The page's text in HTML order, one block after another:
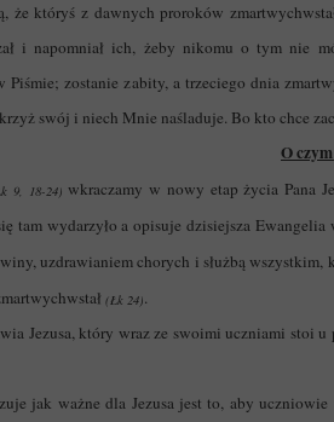
że któryś z dawnych proroków
i napomniał ich, żeby nikomu o tym nie
Piśmie; zostanie zabity, a trzeciego dnia
swój i niech Mnie naśladuje. Bo kto chce
O
9, 18-24) wkraczamy w nowy etap życia Pana
tam wydarzyło a opisuje dzisiejsza Ewangelia
uzdrawianiem chorych i służbą
(Łk 24).
Jezusa, który wraz ze swoimi uczniami
jak ważne dla Jezusa jest to, aby